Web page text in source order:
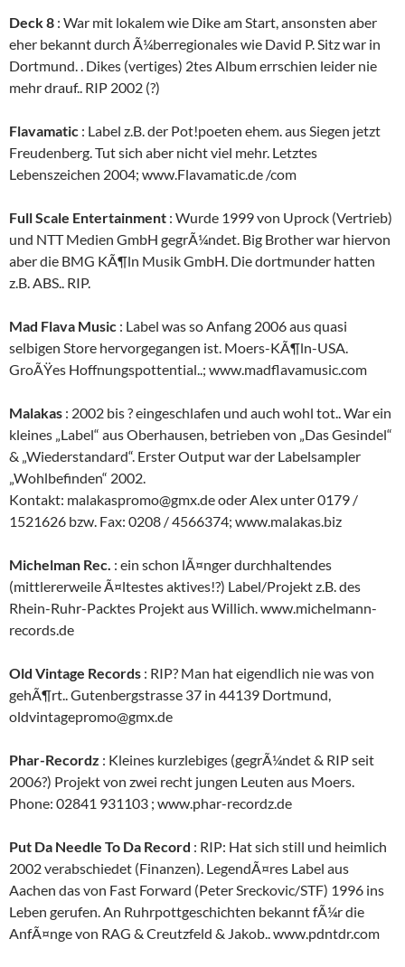
Deck 8 : War mit lokalem wie Dike am Start, ansonsten aber
eher bekannt durch Ã¼berregionales wie David P. Sitz war in
Dortmund. . Dikes (vertiges) 2tes Album errschien leider nie
mehr drauf.. RIP 2002 (?)
Flavamatic : Label z.B. der Pot!poeten ehem. aus Siegen jetzt
Freudenberg. Tut sich aber nicht viel mehr. Letztes
Lebenszeichen 2004; www.Flavamatic.de /com
Full Scale Entertainment : Wurde 1999 von Uprock (Vertrieb)
und NTT Medien GmbH gegrÃ¼ndet. Big Brother war hiervon
aber die BMG KÃ¶ln Musik GmbH. Die dortmunder hatten
z.B. ABS.. RIP.
Mad Flava Music : Label was so Anfang 2006 aus quasi
selbigen Store hervorgegangen ist. Moers-KÃ¶ln-USA.
GroÃŸes Hoffnungspottential..; www.madflavamusic.com
Malakas : 2002 bis ? eingeschlafen und auch wohl tot.. War ein
kleines „Label“ aus Oberhausen, betrieben von „Das Gesindel“
& „Wiederstandard“. Erster Output war der Labelsampler
„Wohlbefinden“ 2002.
Kontakt: malakaspromo@gmx.de oder Alex unter 0179 /
1521626 bzw. Fax: 0208 / 4566374; www.malakas.biz
Michelman Rec. : ein schon lÃ¤nger durchhaltendes
(mittlererweile Ã¤ltestes aktives!?) Label/Projekt z.B. des
Rhein-Ruhr-Packtes Projekt aus Willich. www.michelmann-
records.de
Old Vintage Records : RIP? Man hat eigendlich nie was von
gehÃ¶rt.. Gutenbergstrasse 37 in 44139 Dortmund,
oldvintagepromo@gmx.de
Phar-Recordz : Kleines kurzlebiges (gegrÃ¼ndet & RIP seit
2006?) Projekt von zwei recht jungen Leuten aus Moers.
Phone: 02841 931103 ; www.phar-recordz.de
Put Da Needle To Da Record : RIP: Hat sich still und heimlich
2002 verabschiedet (Finanzen). LegendÃ¤res Label aus
Aachen das von Fast Forward (Peter Sreckovic/STF) 1996 ins
Leben gerufen. An Ruhrpottgeschichten bekannt fÃ¼r die
AnfÃ¤nge von RAG & Creutzfeld & Jakob.. www.pdntdr.com